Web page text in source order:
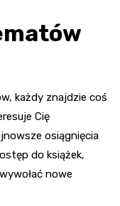
każdy znajdzie coś
Cię
osiągnięcia
do książek,
nowe